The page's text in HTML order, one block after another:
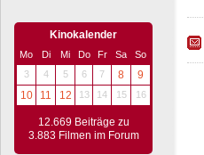
Kinokalender
Mo Di Mi Do Fr Sa
So
3
4 5 6 7 8
9
10
11 12 13 14 15 16
12.669 Beiträge zu
3.883 Filmen im Forum